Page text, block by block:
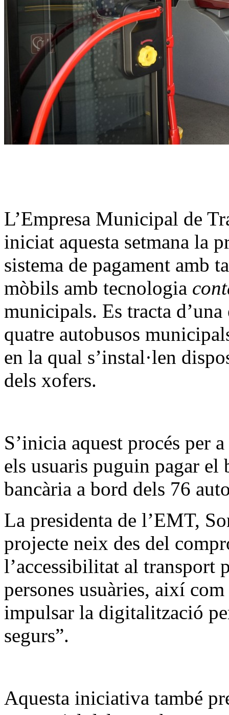
L’Empresa Municipal de
iniciat aquesta setmana la
sistema de pagament amb
mòbils amb tecnologia
municipals. Es tracta
quatre autobusos
en la qual s’instal·len
dels xofers.
S’inicia aquest procés per
els usuaris puguin pagar
bancària a bord dels 76
La presidenta de l’EMT,
projecte neix des del
l’accessibilitat al transport
persones usuàries, així
impulsar la digitalització
segurs”.
Aquesta iniciativa també